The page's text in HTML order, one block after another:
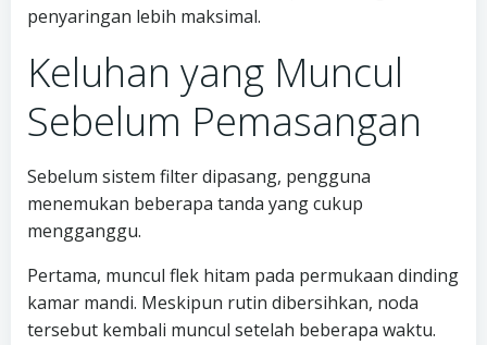
penyaringan lebih maksimal.
Keluhan yang Muncul
Sebelum Pemasangan
Sebelum sistem filter dipasang, pengguna
menemukan beberapa tanda yang cukup
mengganggu.
Pertama, muncul flek hitam pada permukaan dinding
kamar mandi. Meskipun rutin dibersihkan, noda
tersebut kembali muncul setelah beberapa waktu.